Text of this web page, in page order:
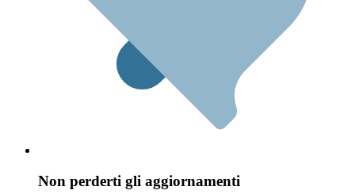
Non perderti gli aggiornamenti